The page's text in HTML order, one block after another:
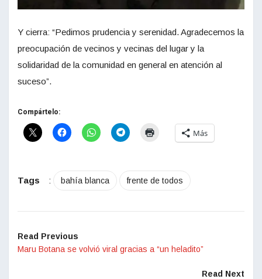
Y cierra: “Pedimos prudencia y serenidad. Agradecemos la
preocupación de vecinos y vecinas del lugar y la
solidaridad de la comunidad en general en atención al
suceso”.
Compártelo:
Más
Tags : bahía blanca frente de todos
Read Previous
Maru Botana se volvió viral gracias a “un heladito”
Read Next